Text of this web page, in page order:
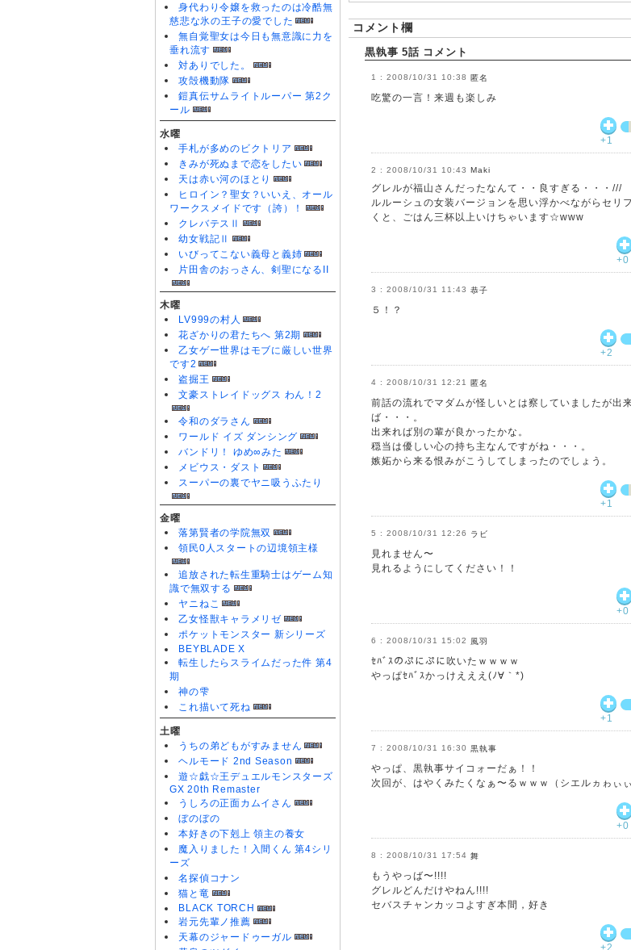
身代わり令嬢を救ったのは冷酷無
慈悲な氷の王子の愛でした
無自覚聖女は今日も無意識に力を
垂れ流す
対ありでした。
攻殻機動隊
鎧真伝サムライトルーパー 第2ク
ール
水曜
手札が多めのビクトリア
きみが死ぬまで恋をしたい
天は赤い河のほとり
ヒロイン？聖女？いいえ、オール
ワークスメイドです（誇）！
クレバテスⅡ
幼女戦記Ⅱ
いびってこない義母と義姉
片田舎のおっさん、剣聖になるII
木曜
LV999の村人
花ざかりの君たちへ 第2期
乙女ゲー世界はモブに厳しい世界
です2
盗掘王
文豪ストレイドッグス わん！2
令和のダラさん
ワールド イズ ダンシング
バンドリ！ ゆめ∞みた
メビウス・ダスト
スーパーの裏でヤニ吸うふたり
金曜
落第賢者の学院無双
領民0人スタートの辺境領主様
追放された転生重騎士はゲーム知
識で無双する
ヤニねこ
乙女怪獣キャラメリゼ
ポケットモンスター 新シリーズ
BEYBLADE X
転生したらスライムだった件 第4
期
神の雫
これ描いて死ね
土曜
うちの弟どもがすみません
ヘルモード 2nd Season
遊☆戯☆王デュエルモンスターズ
GX 20th Remaster
うしろの正面カムイさん
ぼのぼの
本好きの下剋上 領主の養女
魔入りました！入間くん 第4シリ
ーズ
名探偵コナン
猫と竜
BLACK TORCH
岩元先輩ノ推薦
天幕のジャードゥーガル
コメント欄
黒執事 5話 コメント
2008/10/31 10:38 匿名
吃驚の一言！来週も楽しみ
+1
2008/10/31 10:43 Maki
グレルが福山さんだったなんて・・良すぎる・・・///
ルルーシュの女装バージョンを思い浮かべながらセリ
くと、ごはん三杯以上いけちゃいます☆www
+0
2008/10/31 11:43 恭子
５！？
+2
2008/10/31 12:21 匿名
前話の流れでマダムが怪しいとは察していましたが出
ば・・・。
出来れば別の輩が良かったかな。
穏当は優しい心の持ち主なんですがね・・・。
嫉妬から来る恨みがこうしてしまったのでしょう。
+1
2008/10/31 12:26 ラビ
見れません〜
見れるようにしてください！！
+0
2008/10/31 15:02 風羽
ｾﾊﾞｽのぷにぷに吹いたｗｗｗｗ
やっぱｾﾊﾞｽかっけえええ(ﾉ∀｀*)
+1
2008/10/31 16:30 黒執事
やっぱ、黒執事サイコォーだぁ！！
次回が、はやくみたくなぁ〜るｗｗｗ（シエルヵゎぃぃ
+0
2008/10/31 17:54 舞
もうやっば〜!!!!
グレルどんだけやねん!!!!
セバスチャンカッコよすぎ本間，好き
+2